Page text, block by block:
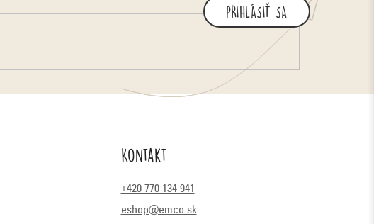
PRIHLÁSIŤ SA
Kontakt
+420 770 134 941
eshop@emco.sk